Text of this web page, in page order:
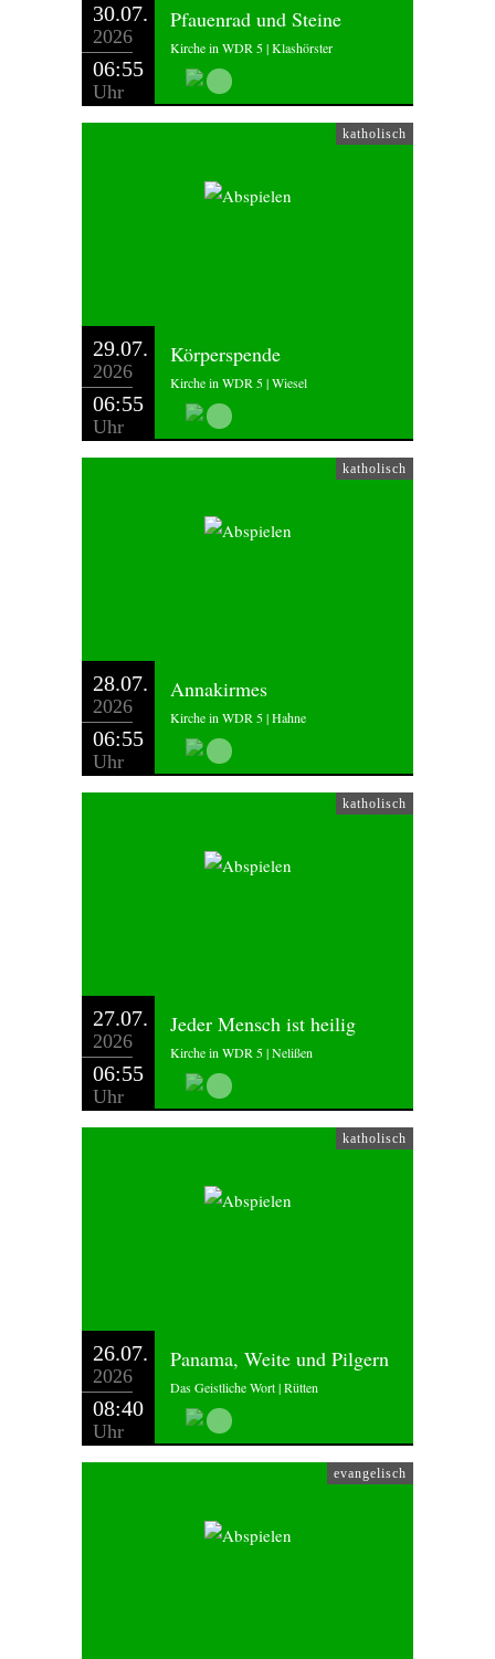
30.07.
2026
06:55
Uhr
Pfauenrad und Steine
Kirche in WDR 5 | Klashörster
katholisch
29.07.
2026
06:55
Uhr
Körperspende
Kirche in WDR 5 | Wiesel
katholisch
28.07.
2026
06:55
Uhr
Annakirmes
Kirche in WDR 5 | Hahne
katholisch
27.07.
2026
06:55
Uhr
Jeder Mensch ist heilig
Kirche in WDR 5 | Nelißen
katholisch
26.07.
2026
08:40
Uhr
Panama, Weite und Pilgern
Das Geistliche Wort | Rütten
evangelisch